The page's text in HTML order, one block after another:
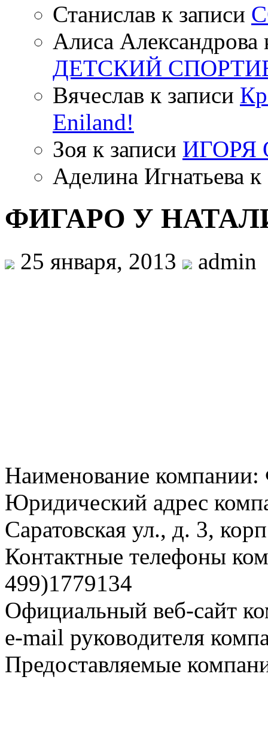
Станислав к записи
Алиса Александрова
ДЕТСКИЙ
Вячеслав к записи
Eniland!
Зоя к записи ИГОРЯ
Аделина Игнатьева к
ФИГАРО У
25 января, 2013 admin
Наименование
Юридический адрес
Саратовская ул., д. 3,
Контактные телефоны
499)1779134
Официальный веб-сайт
e-mail руководителя
Предоставляемые